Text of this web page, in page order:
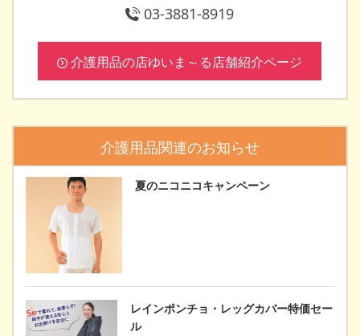
03-3881-8919
介護用品の店ゆいま～る店舗紹介ページ
介護用品関連のお知らせ
夏のニコニコキャンペーン
レインポンチョ・レッグカバー特価セー
ル